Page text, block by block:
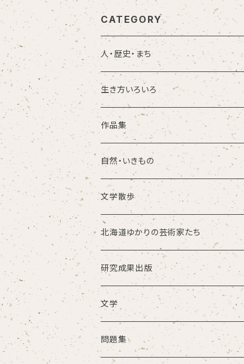
CATEGORY
人・歴史・まち
生き方いろいろ
作品集
自然・いきもの
文学散歩
北海道ゆかりの芸術家たち
研究成果出版
文学
問題集